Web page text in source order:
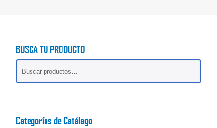
opciones
se
pueden
elegir
de
se
elegir
BUSCA TU PRODUCTO
Categorías de Catálago